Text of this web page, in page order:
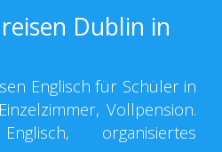
Dublin in
Englisch für Schüler in
Vollpension.
organisiertes